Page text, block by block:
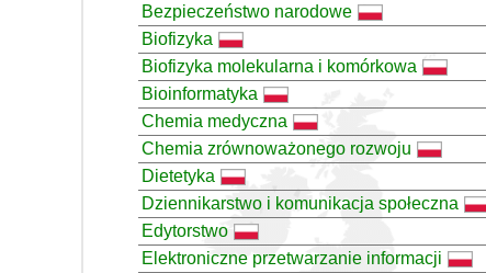
Bezpieczeństwo narodowe
Biofizyka
Biofizyka molekularna i komórkowa
Bioinformatyka
Chemia medyczna
Chemia zrównoważonego rozwoju
Dietetyka
Dziennikarstwo i komunikacja społeczna
Edytorstwo
Elektroniczne przetwarzanie informacji